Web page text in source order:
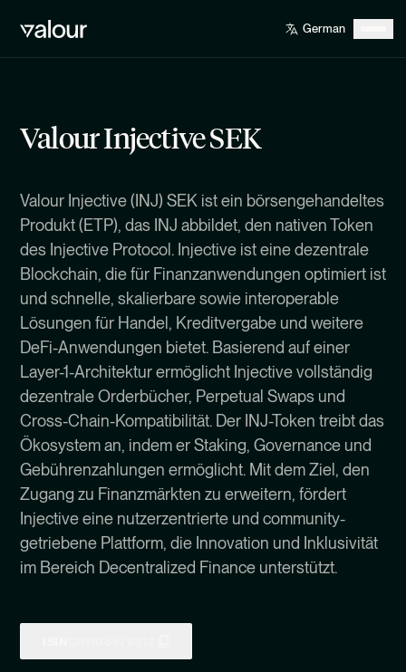
Valour Injective SEK
Valour Injective (INJ) SEK ist ein börsengehandeltes
Produkt (ETP), das INJ abbildet, den nativen Token
des Injective Protocol. Injective ist eine dezentrale
Blockchain, die für Finanzanwendungen optimiert ist
und schnelle, skalierbare sowie interoperable
Lösungen für Handel, Kreditvergabe und weitere
DeFi-Anwendungen bietet. Basierend auf einer
Layer-1-Architektur ermöglicht Injective vollständig
dezentrale Orderbücher, Perpetual Swaps und
Cross-Chain-Kompatibilität. Der INJ-Token treibt das
Ökosystem an, indem er Staking, Governance und
Gebührenzahlungen ermöglicht. Mit dem Ziel, den
Zugang zu Finanzmärkten zu erweitern, fördert
Injective eine nutzerzentrierte und community-
getriebene Plattform, die Innovation und Inklusivität
im Bereich Decentralized Finance unterstützt.